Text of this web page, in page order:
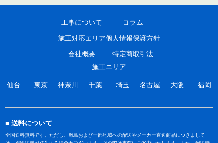
工事について
施工対応エリア
会社概要
コラム
個人情報保護方針
特定商取引法
施工エリア
仙台 東京 神奈川 千葉 埼玉 名古屋 大阪 福岡
送料について
全国送料無料です。ただし、離島および一部地域への配送やメーカー直送商品につきまして